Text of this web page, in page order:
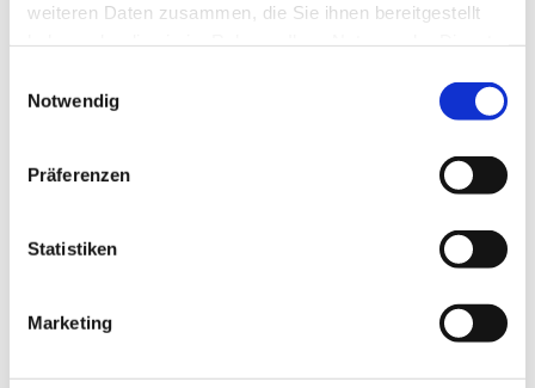
weiteren Daten zusammen, die Sie ihnen bereitgestellt
Notwendig
Präferenzen
Statistiken
MarketingDies könnte Sie auch